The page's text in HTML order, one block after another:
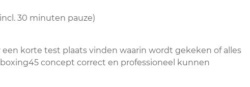
30 minuten pauze)
korte test plaats vinden waarin wordt gekeken of alles
concept correct en professioneel kunnen